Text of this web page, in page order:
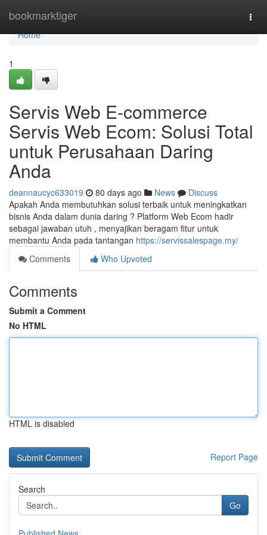
bookmarktiger
Home
Home
1
Servis Web E-commerce
Servis Web Ecom: Solusi Total
untuk Perusahaan Daring
Anda
deannaucyc633019 80 days ago News
Discuss
Apakah Anda membutuhkan solusi terbaik untuk meningkatkan
bisnis Anda dalam dunia daring ? Platform Web Ecom hadir
sebagai jawaban utuh , menyajikan beragam fitur untuk
membantu Anda pada tantangan https://servissalespage.my/
Comments
Who Upvoted
Comments
Submit a Comment
No HTML
HTML is disabled
Report Page
Search
Go